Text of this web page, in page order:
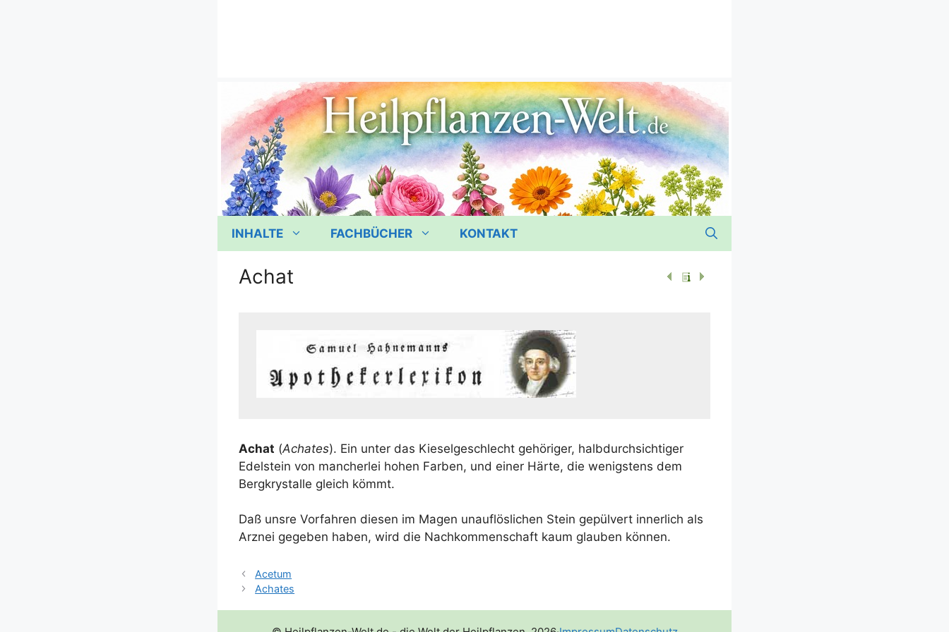
INHALTE FACHBÜCHER KONTAKT
Achat
Achat (Acha­tes). Ein unter das Kie­sel­ge­schlecht gehö­ri­ger, halb­durch­sich­ti­ger
Edel­stein von man­cher­lei hohen Far­ben, und einer Här­te, die wenigs­tens dem
Berg­krystal­le gleich kömmt.
Daß uns­re Vor­fah­ren die­sen im Magen unauf­lös­li­chen Stein gepül­vert inner­lich als
Arz­nei gege­ben haben, wird die Nach­kom­men­schaft kaum glau­ben können.
Acetum
Achates